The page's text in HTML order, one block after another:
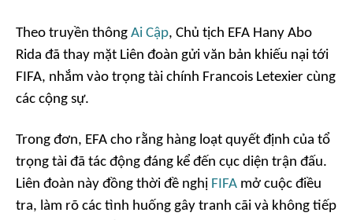
Theo truyền thông Ai Cập, Chủ tịch EFA Hany Abo
Rida đã thay mặt Liên đoàn gửi văn bản khiếu nại tới
FIFA, nhắm vào trọng tài chính Francois Letexier cùng
các cộng sự.
Trong đơn, EFA cho rằng hàng loạt quyết định của tổ
trọng tài đã tác động đáng kể đến cục diện trận đấu.
Liên đoàn này đồng thời đề nghị FIFA mở cuộc điều
tra, làm rõ các tình huống gây tranh cãi và không tiếp